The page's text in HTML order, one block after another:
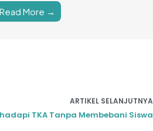
Read More →
ARTIKEL SELANJUTNYA
TKA Tanpa Membebani Siswa